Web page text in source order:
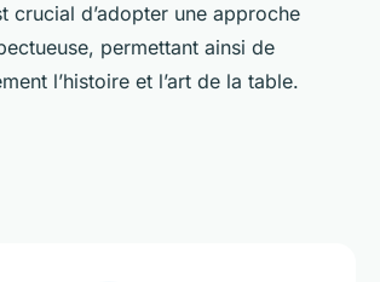
crucial d’adopter une approche
permettant ainsi de
l’histoire et l’art de la table.